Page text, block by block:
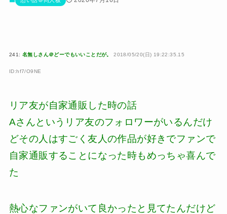
241: 名無しさん＠どーでもいいことだが。 2018/05/20(日) 19:22:35.15
ID:hf7/O9NE
リア友が自家通販した時の話
Aさんというリア友のフォロワーがいるんだけ
どその人はすごく友人の作品が好きでファンで
自家通販することになった時もめっちゃ喜んで
た
熱心なファンがいて良かったと見てたんだけど